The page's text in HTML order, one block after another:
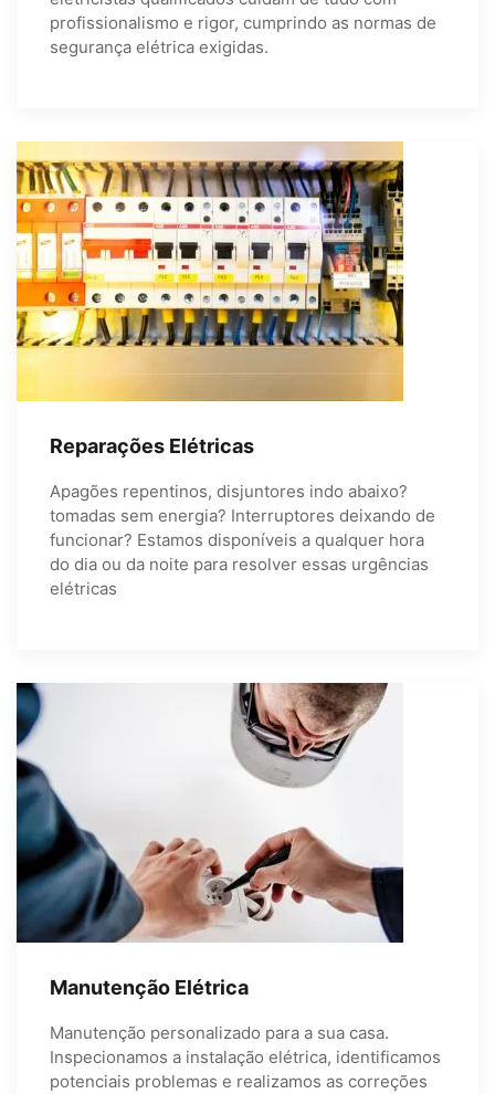
profissionalismo e rigor, cumprindo as normas de
segurança elétrica exigidas.
Reparações Elétricas
Apagões repentinos, disjuntores indo abaixo?
tomadas sem energia? Interruptores deixando de
funcionar? Estamos disponíveis a qualquer hora
do dia ou da noite para resolver essas urgências
elétricas
Manutenção Elétrica
Manutenção personalizado para a sua casa.
Inspecionamos a instalação elétrica, identificamos
potenciais problemas e realizamos as correções